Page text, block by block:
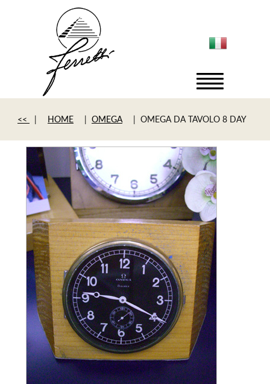
<< | HOME | OMEGA | OMEGA DA TAVOLO 8 DAY